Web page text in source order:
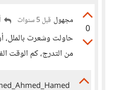
0
مجهول قبل 5 سنوات
حاولت وشعرت بالملل،
من التدرج، كم الوقت